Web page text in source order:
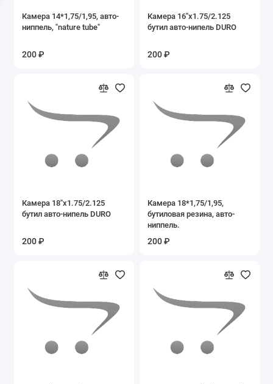
Камера 14*1,75/1,95, авто-
ниппель, "nature tube"
200 ₽
Камера 16''x1.75/2.125
бутил авто-нипель DURO
200 ₽
Камера 18''x1.75/2.125
бутил авто-нипель DURO
200 ₽
Камера 18*1,75/1,95,
бутиловая резина, авто-
ниппель.
200 ₽